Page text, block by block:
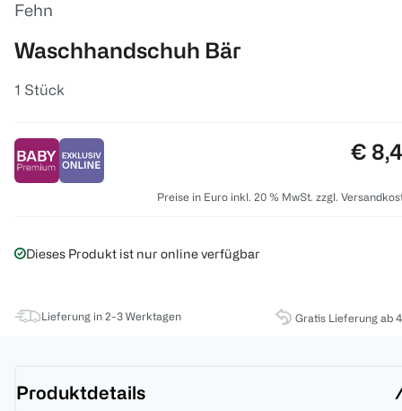
Fehn
Waschhandschuh Bär
1 Stück
€
Preise in Euro inkl. 20 % MwSt. zzgl.
Dieses Produkt ist nur online verfügbar
Lieferung in 2-3 Werktagen Gratis Lieferung ab
Produktdetails